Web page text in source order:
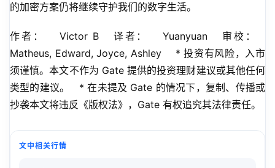
的加密方案仍将继续守护我们的数字生活。
作者：   Victor B   译者：   Yuanyuan   审校：
Matheus, Edward, Joyce, Ashley    * 投资有风险，入市
须谨慎。本文不作为 Gate 提供的投资理财建议或其他任何
类型的建议。   * 在未提及 Gate 的情况下，复制、传播或
抄袭本文将违反《版权法》，Gate 有权追究其法律责任。
文中相关行情